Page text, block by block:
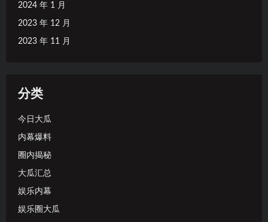
2024 年 1 月
2023 年 12 月
2023 年 11 月
分类
今日大瓜
内幕爆料
圈内揭秘
大瓜汇总
娱乐内幕
娱乐圈大瓜